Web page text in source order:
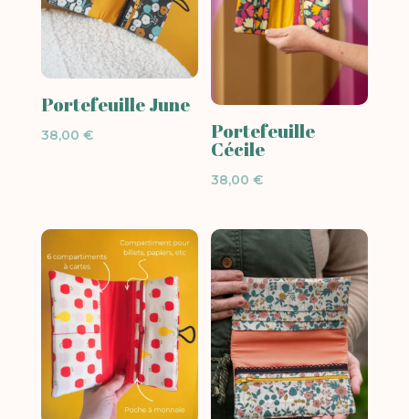
Portefeuille June
38,00 € Portefeuille
Cécile
38,00€